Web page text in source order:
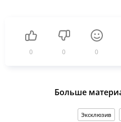
0 0 0
Больше
Эксклюзив